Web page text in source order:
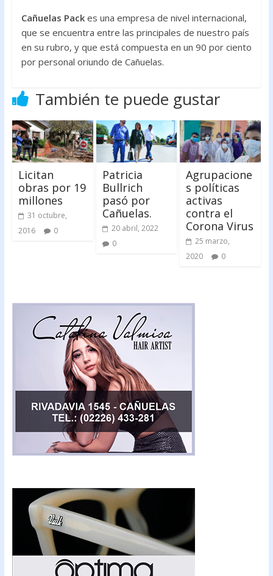
Cañuelas Packes una empresa de nivel internacional,
que se encuentra entre las principales de nuestro país
en su rubro, y que está compuesta en un 90 por ciento
por personal oriundo de Cañuelas.
También te puede gustar
Licitan
obras por 19
millones
31 octubre,
2016
0
Patricia
Bullrich
pasó por
Cañuelas.
20 abril, 2022
0
Agrupacione
s políticas
activas
contra el
Corona Virus
25 marzo,
2020
0